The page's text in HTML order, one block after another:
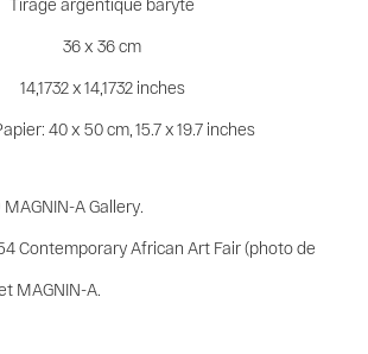
Tirage argentique baryté
36 x 36 cm
14,1732 x 14,1732 inches
40 x 50 cm, 15.7 x 19.7 inches
A Gallery.
Contemporary African Art Fair (photo de
MAGNIN-A.